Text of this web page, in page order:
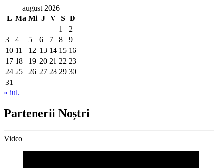
august 2026
L Ma Mi J V S D
1
2
3
4 5 6 7 8
9
10 11 12 13 14 15 16
17 18 19 20 21 22 23
24 25 26 27 28 29 30
31
« iul.
Partenerii Noștri
Video